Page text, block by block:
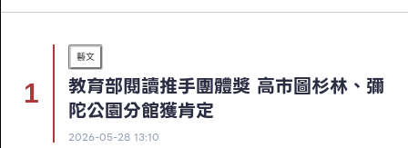
藝文
教育部閱讀推手團體獎 高市圖杉林、彌
陀公園分館獲肯定
2026-05-28 13:10